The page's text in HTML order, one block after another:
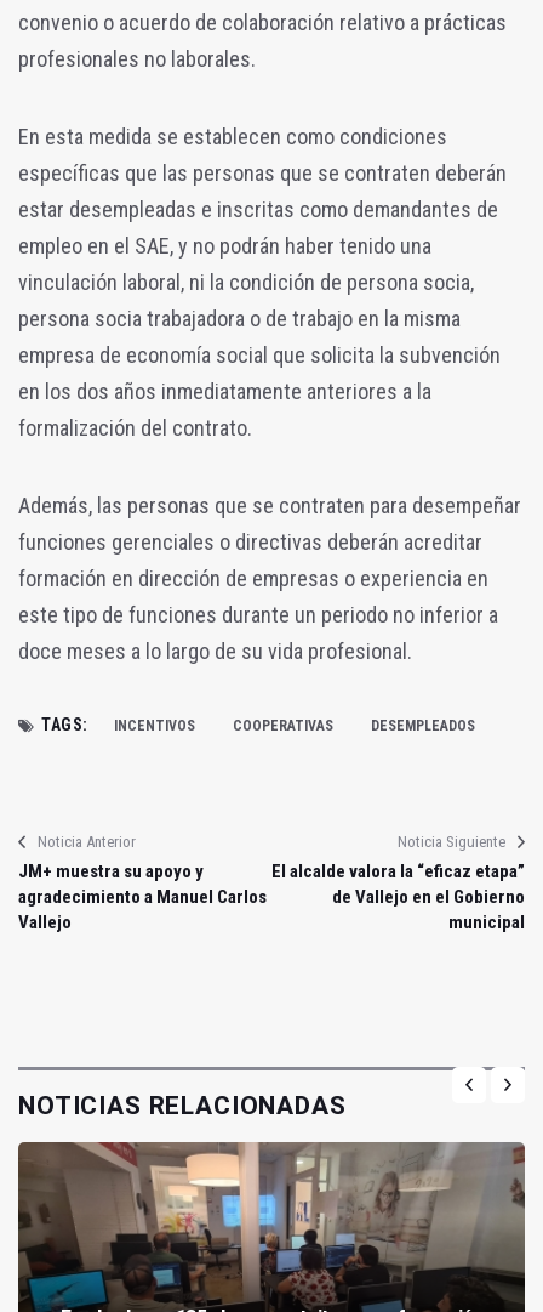
convenio o acuerdo de colaboración relativo a prácticas
profesionales no laborales.
En esta medida se establecen como condiciones
específicas que las personas que se contraten deberán
estar desempleadas e inscritas como demandantes de
empleo en el SAE, y no podrán haber tenido una
vinculación laboral, ni la condición de persona socia,
persona socia trabajadora o de trabajo en la misma
empresa de economía social que solicita la subvención
en los dos años inmediatamente anteriores a la
formalización del contrato.
Además, las personas que se contraten para desempeñar
funciones gerenciales o directivas deberán acreditar
formación en dirección de empresas o experiencia en
este tipo de funciones durante un periodo no inferior a
doce meses a lo largo de su vida profesional.
TAGS: INCENTIVOS COOPERATIVAS DESEMPLEADOS
Noticia Anterior
JM+ muestra su apoyo y
agradecimiento a Manuel Carlos
Vallejo
Noticia Siguiente
El alcalde valora la “eficaz etapa”
de Vallejo en el Gobierno
municipal
NOTICIAS RELACIONADAS